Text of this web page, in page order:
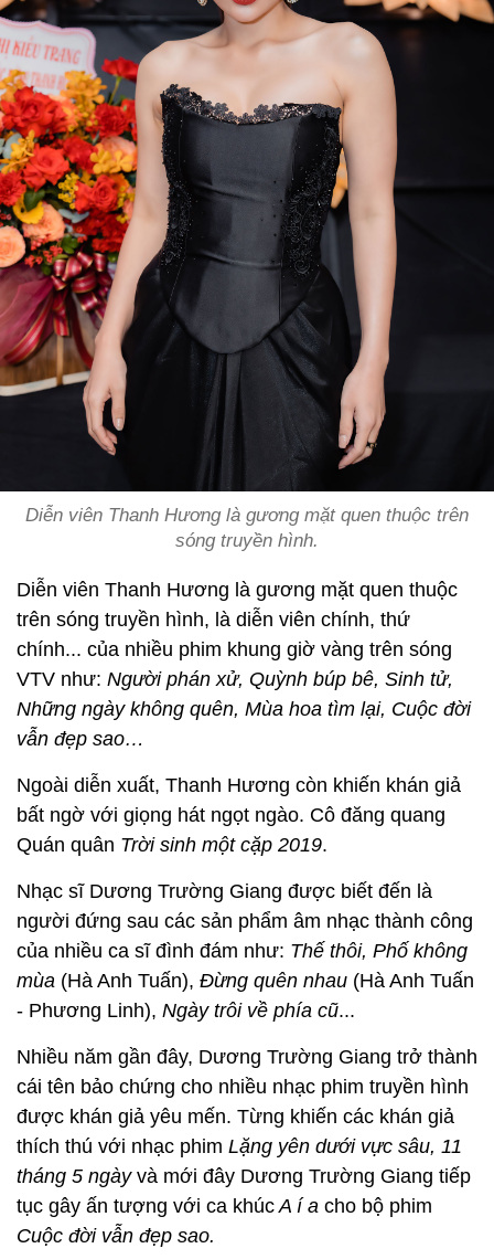
Diễn viên Thanh Hương là gương mặt quen thuộc trên
sóng truyền hình.
Diễn viên Thanh Hương là gương mặt quen thuộc
trên sóng truyền hình, là diễn viên chính, thứ
chính... của nhiều phim khung giờ vàng trên sóng
VTV như: Người phán xử, Quỳnh búp bê, Sinh tử,
Những ngày không quên, Mùa hoa tìm lại, Cuộc đời
vẫn đẹp sao…
Ngoài diễn xuất, Thanh Hương còn khiến khán giả
bất ngờ với giọng hát ngọt ngào. Cô đăng quang
Quán quân Trời sinh một cặp 2019.
Nhạc sĩ Dương Trường Giang được biết đến là
người đứng sau các sản phẩm âm nhạc thành công
của nhiều ca sĩ đình đám như: Thế thôi, Phố không
mùa (Hà Anh Tuấn), Đừng quên nhau (Hà Anh Tuấn
- Phương Linh), Ngày trôi về phía cũ...
Nhiều năm gần đây, Dương Trường Giang trở thành
cái tên bảo chứng cho nhiều nhạc phim truyền hình
được khán giả yêu mến. Từng khiến các khán giả
thích thú với nhạc phim Lặng yên dưới vực sâu, 11
tháng 5 ngàyvà mới đây Dương Trường Giang tiếp
tục gây ấn tượng với ca khúcA í a cho bộ phim
Cuộc đời vẫn đẹp sao.